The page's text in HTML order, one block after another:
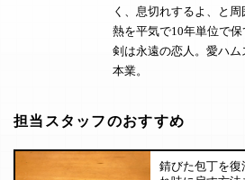
く、息切れするよ、と
熱を平気で10年単位で
剣は永遠の恋人。愛ハ
本業。
担当スタッフのおすすめ
錆びた包丁を復